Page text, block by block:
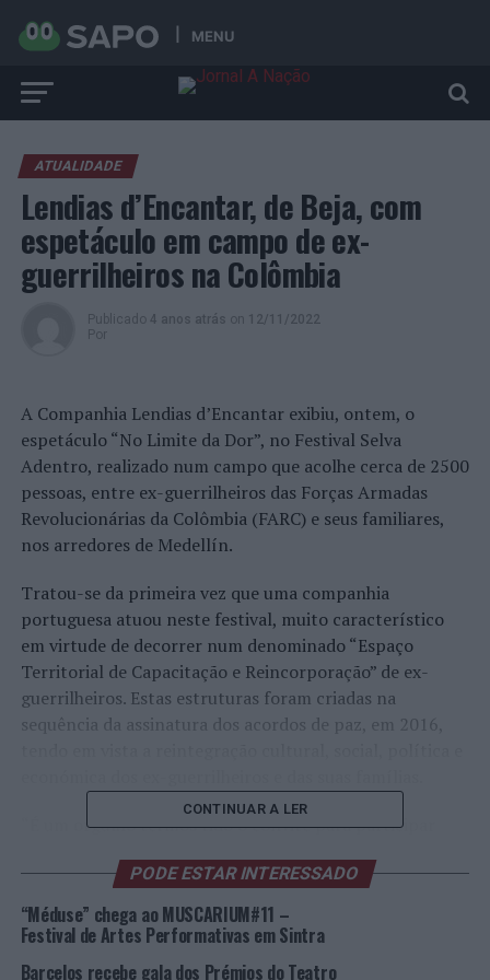
MENU
ATUALIDADE
Lendias d’Encantar, de Beja, com
espetáculo em campo de ex-
guerrilheiros na Colômbia
Publicado 4 anos atrás on 12/11/2022
Por
A Companhia Lendias d’Encantar exibiu, ontem, o
espetáculo “No Limite da Dor”, no Festival Selva
Adentro, realizado num campo que acolhe cerca de 2500
pessoas, entre ex-guerrilheiros das Forças Armadas
Revolucionárias da Colômbia (FARC) e seus familiares,
nos arredores de Medellín.
Tratou-se da primeira vez que uma companhia
portuguesa atuou neste festival, muito característico
em virtude de decorrer num denominado “Espaço
Territorial de Capacitação e Reincorporação” de ex-
guerrilheiros. Estas estruturas foram criadas na
sequência da assinatura dos acordos de paz, em 2016,
“É um orgulho termos tido o convite para participar
somos normalmente convidados, e sermos a primeira
companhia portuguesa a fazê-lo, pois trata-se de um
festival que não está acessível a todos os grupos já que o
CONTINUAR A LER
PODE ESTAR INTERESSADO
“Méduse” chega ao MUSCARIUM#11 –
Festival de Artes Performativas em Sintra
Barcelos recebe gala dos Prémios do Teatro